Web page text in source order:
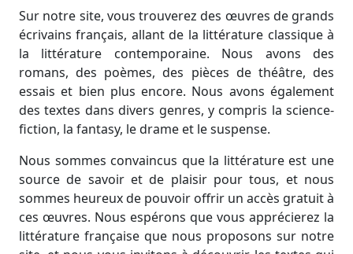
Sur notre site, vous trouverez des œuvres de grands
écrivains français, allant de la littérature classique à
la littérature contemporaine. Nous avons des
romans, des poèmes, des pièces de théâtre, des
essais et bien plus encore. Nous avons également
des textes dans divers genres, y compris la science-
fiction, la fantasy, le drame et le suspense.
Nous sommes convaincus que la littérature est une
source de savoir et de plaisir pour tous, et nous
sommes heureux de pouvoir offrir un accès gratuit à
ces œuvres. Nous espérons que vous apprécierez la
littérature française que nous proposons sur notre